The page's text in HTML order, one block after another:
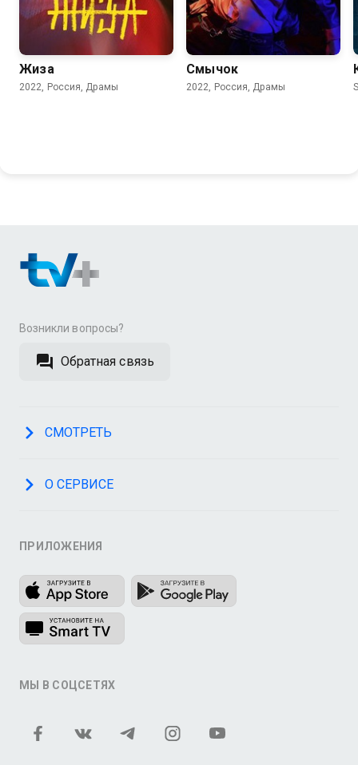
7.6 6.1
Жиза
2022, Россия, Драмы
7.7 8.2
Смычок
2022, Россия, Драмы
Возникли вопросы?
Обратная связь
СМОТРЕТЬ
О СЕРВИСЕ
ПРИЛОЖЕНИЯ
МЫ В СОЦСЕТЯХ